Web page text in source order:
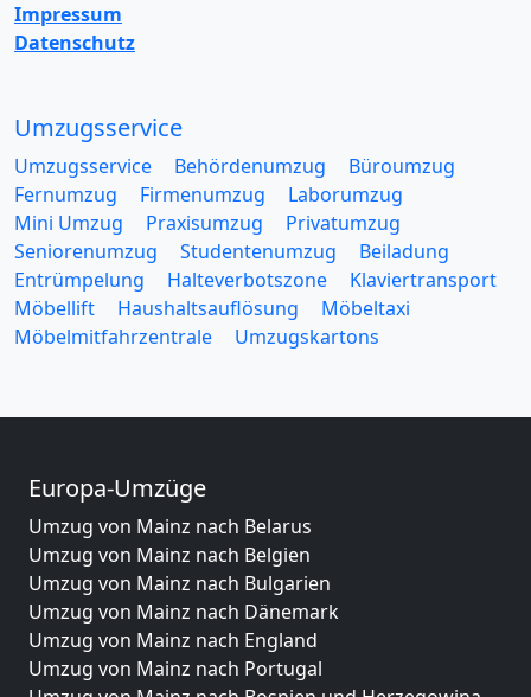
Impressum
Datenschutz
Umzugsservice
Umzugsservice Behördenumzug
Büroumzug
Fernumzug
Firmenumzug
Laborumzug
Mini Umzug
Praxisumzug
Privatumzug
Seniorenumzug
Studentenumzug
Beiladung
Entrümpelung
Halteverbotszone
Klaviertransport
Möbellift
Haushaltsauflösung
Möbeltaxi
Möbelmitfahrzentrale
Umzugskartons
Europa-Umzüge
Umzug von Mainz nach Belarus
Umzug von Mainz nach Belgien
Umzug von Mainz nach Bulgarien
Umzug von Mainz nach Dänemark
Umzug von Mainz nach England
Umzug von Mainz nach Portugal